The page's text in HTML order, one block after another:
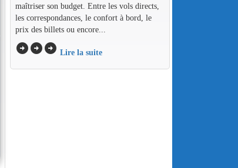
maîtriser son budget. Entre les vols directs,
les correspondances, le confort à bord, le
prix des billets ou encore...
arrow_circle_rightarrow_circle_rightarrow_circle_right Lire la suite